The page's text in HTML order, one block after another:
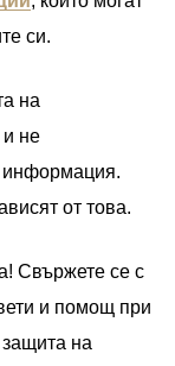
си.
на
и не
информация.
от това.
Свържете се с
и помощ при
на